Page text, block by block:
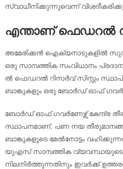
സ്വാധീനിക്കുന്നുവെന്ന്
എന്താണ് ഫെഡറൽ
അമേരിക്കൻ ഐക്യനാടുകളിൽ
ഒരു സാമ്പത്തിക സംവിധാനം
ൽ ഫെഡറൽ റിസർവ് സിസ്റ്റം
ബാങ്കുകളും ഒരു ബോർഡ് ഓഫ്
ബോർഡ് ഓഫ് ഗവർണേഴ്സ് കേന്ദ്ര
സ്ഥാപനമാണ്, പണ നയ
ബാങ്കുകളുടെ മേൽനോട്ടം
യുഎസ് സാമ്പത്തിക വ്യവസ്ഥയുടെ
നിലനിർത്തുന്നതിനും ഇവർക്ക്